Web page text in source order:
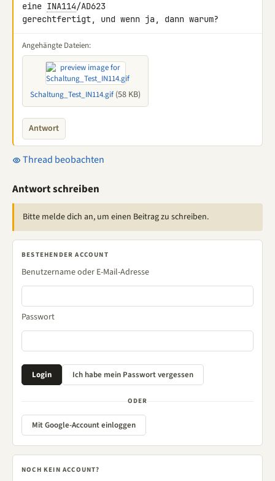
eine INA114/AD623
gerechtfertigt, und wenn ja, dann warum?
Angehängte Dateien:
Schaltung_Test_IN114.gif (58 KB)
Antwort
Thread beobachten
Antwort schreiben
Bitte melde dich an, um einen Beitrag zu schreiben.
BESTEHENDER ACCOUNT
Benutzername oder E-Mail-Adresse
Passwort
ODER
Mit Google-Account einloggen
NOCH KEIN ACCOUNT?